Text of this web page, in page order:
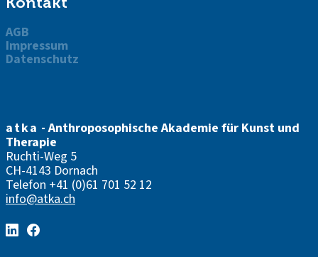
AGB
Impressum
Datenschutz
atka - Anthroposophische Akademie für Kunst und
Therapie
Ruchti-Weg 5
CH-4143 Dornach
Telefon +41 (0)61 701 52 12
info@atka.ch